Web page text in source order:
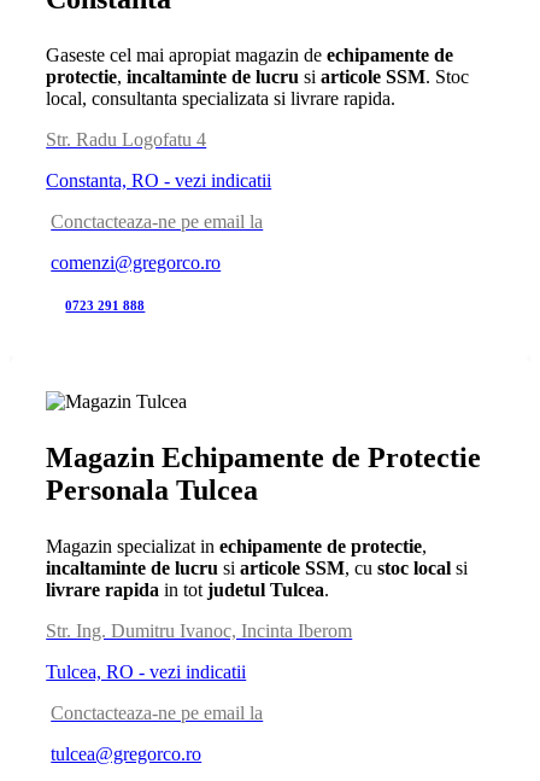
Gaseste cel mai apropiat magazin deechipamente de
protectie,incaltaminte de lucru siarticole SSM. Stoc
local, consultanta specializata si livrare rapida.
Str. Radu Logofatu 4
Constanta, RO - vezi indicatii
Conctacteaza-ne pe email la
comenzi@gregorco.ro
0723 291 888
Magazin Echipamente de Protectie
Personala Tulcea
Magazin specializat inechipamente de protectie,
incaltaminte de lucru siarticole SSM, cu stoc local si
livrare rapida in totjudetul Tulcea.
Str. Ing. Dumitru Ivanoc, Incinta Iberom
Tulcea, RO - vezi indicatii
Conctacteaza-ne pe email la
tulcea@gregorco.ro